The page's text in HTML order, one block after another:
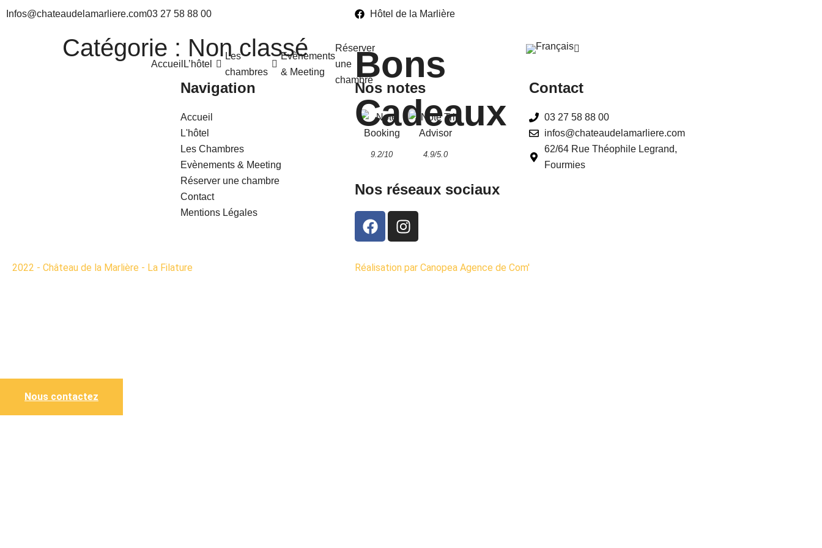
Infos@chateaudelamarliere.com03 27 58 88 00 Hôtel de la Marlière
Accueil L’hôtel
Les
chambres
Evènements
& Meeting
Réserver
une
chambreBons
Cadeaux
Catégorie : Non classé
Navigation
Accueil
L'hôtel
Les Chambres
Evènements & Meeting
Réserver une chambre
Contact
Mentions Légales
Nos notes
9.2/10 4.9/5.0
Nos réseaux sociaux
Contact
03 27 58 88 00
infos@chateaudelamarliere.com
62/64 Rue Théophile Legrand,
Fourmies
2022 - Château de la Marlière - La Filature Réalisation par Canopea Agence de Com'
Nous contactez